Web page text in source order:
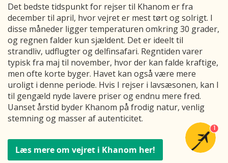
Det bedste tidspunkt for rejser til Khanom er fra
december til april, hvor vejret er mest tørt og solrigt. I
disse måneder ligger temperaturen omkring 30 grader,
og regnen falder kun sjældent. Det er ideelt til
strandliv, udflugter og delfinsafari. Regntiden varer
typisk fra maj til november, hvor der kan falde kraftige,
men ofte korte byger. Havet kan også være mere
uroligt i denne periode. Hvis I rejser i lavsæsonen, kan I
til gengæld nyde lavere priser og endnu mere fred.
Uanset årstid byder Khanom på frodig natur, venlig
stemning og masser af autenticitet.
Læs mere om vejret i Khanom her!
1